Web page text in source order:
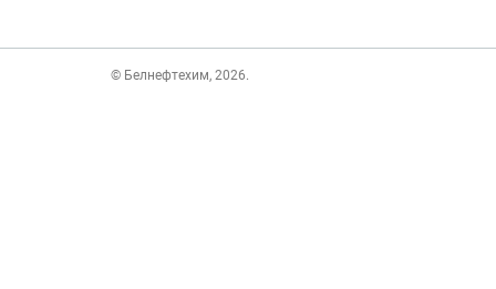
© Белнефтехим, 2026.